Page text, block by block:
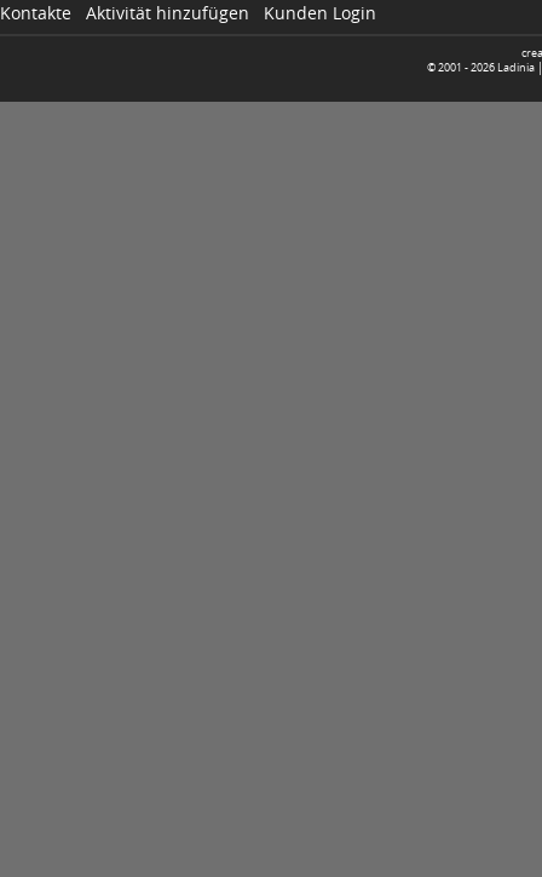
Kontakte Aktivität hinzufügen Kunden Login
© 2001 -2026 Ladinia